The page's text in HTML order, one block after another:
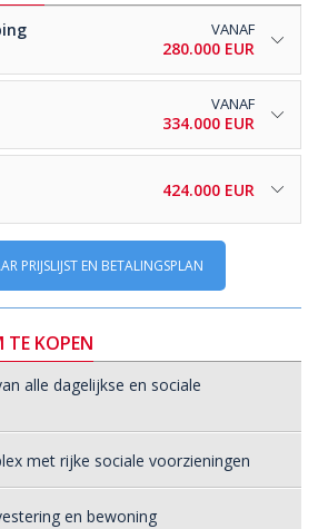
VANAF
280.000 EUR
VANAF
334.000 EUR
424.000 EUR
PRIJSLIJST EN BETALINGSPLAN
TE KOPEN
alle dagelijkse en sociale
met rijke sociale voorzieningen
en bewoning